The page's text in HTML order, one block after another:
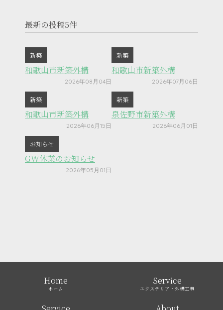
最新の投稿5件
新築
和歌山市新築外構
2026年08月04日
新築
和歌山市新築外構
2026年07月06日
新築
和歌山市新築外構
2026年06月15日
新築
泉佐野市新築外構
2026年06月01日
お知らせ
GW休業のお知らせ
2026年05月01日
Home
ホーム
Service
エクステリア・外構工事